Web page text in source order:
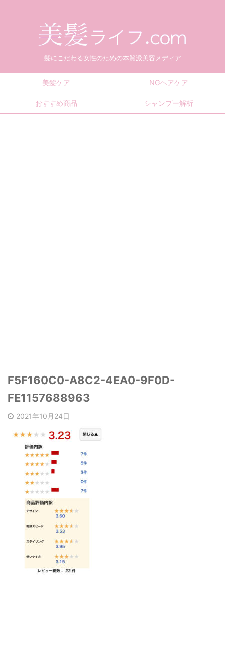
髪にこだわる女性のための本質派美容メディア
美髪ケア NGヘアケア
おすすめ商品 シャンプー解析
F5F160C0-A8C2-4EA0-9F0D-
FE1157688963
2021年10月24日